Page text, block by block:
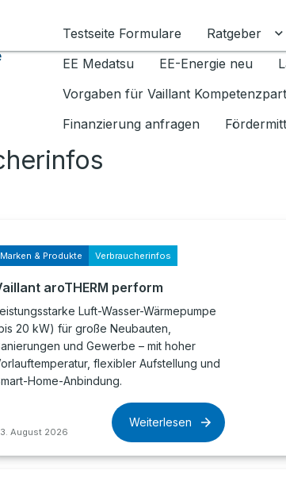
Testseite Formulare
Ratgeber
EE Medatsu
EE-Energie neu
Vorgaben für Vaillant
Finanzierung anfragen
Marken & Produkte Verbraucherinfos
aroTHERM perform
Luft-Wasser-Wärmepumpe
20 kW) für große Neubauten,
und Gewerbe – mit hoher
flexibler Aufstellung und
Home-Anbindung.
August 2026
Weiterlesen